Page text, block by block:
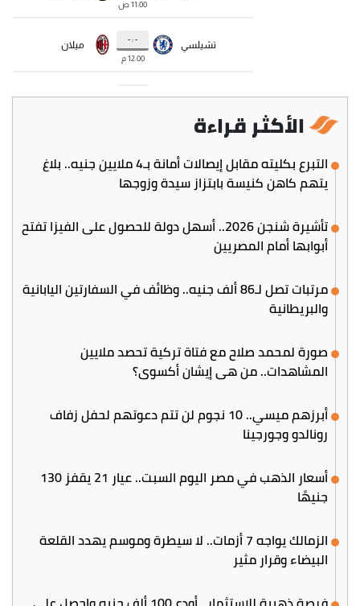
الأكثر قراءة
التبرع بكليته مقابل إيصالات أمانة بـ4 ملايين جنيه.. بلاغ
يتهم كاهن كنيسة بابتزاز سيدة وزوجها
تأشيرة شنجن 2026.. أسهل دولة للحصول على الفيزا تفتح
أبوابها أمام المصريين
مرتبات تصل لـ86 ألف جنيه.. وظائف في السفارتين اليابانية
والبريطانية
صورة لمحمد صلاح مع فتاة تركية تحصد ملايين
المشاهدات.. من هي إيشان أكسوي؟
أبرزهم ميسي.. 10 نجوم لن تتم دعوتهم لحفل زفاف
رونالدو وجورجينا
أسعار الذهب في مصر اليوم السبت.. عيار 21 يقفز 130
جنيهًا
الزمالك يواجه 7 أزمات.. لا سيطرة وموسم يهدد القلعة
البيضاء وقرار مثير